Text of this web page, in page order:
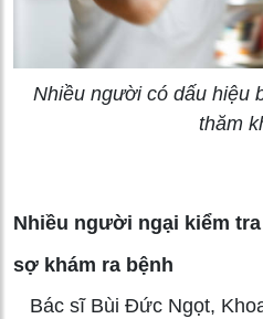
Nhiều người có dấu hiệu
thăm
Nhiều người ngại kiểm
sợ khám ra bệnh
Bác sĩ Bùi Đức Ngọt,